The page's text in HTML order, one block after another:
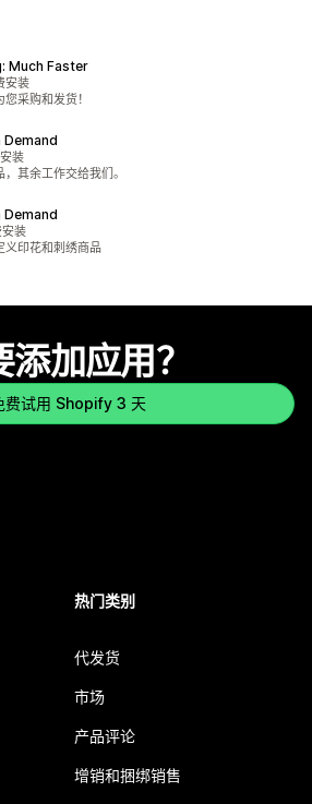
Much Faster
安装
采购和发货！
装
其余工作交给我们。
装
义印花和刺绣商品
添加应用？
费试用 Shopify 3 天
热门类别
代发货
市场
产品评论
增销和捆绑销售